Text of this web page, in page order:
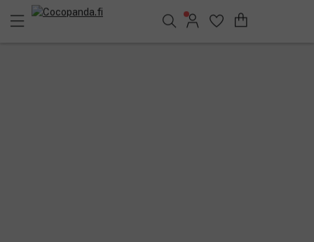
Löydä suosikkisi 25.348 tuotteen joukosta..